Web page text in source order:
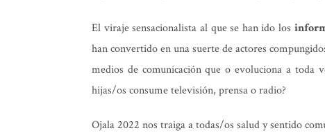
El viraje sensacionalista al que se han ido los
han convertido en una suerte de actores
medios de comunicación que o evoluciona a toda
hijas/os consume televisión, prensa o radio?
Ojala 2022 nos traiga a todas/os salud y sentido